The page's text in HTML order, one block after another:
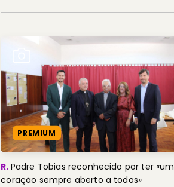
PREMIUM
R. Padre Tobias reconhecido por ter «um
coração sempre aberto a todos»